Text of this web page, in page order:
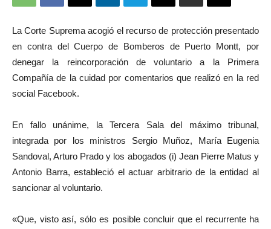
La Corte Suprema acogió el recurso de protección presentado
en contra del Cuerpo de Bomberos de Puerto Montt, por
denegar la reincorporación de voluntario a la Primera
Compañía de la cuidad por comentarios que realizó en la red
social Facebook.
En fallo unánime, la Tercera Sala del máximo tribunal,
integrada por los ministros Sergio Muñoz, María Eugenia
Sandoval, Arturo Prado y los abogados (i) Jean Pierre Matus y
Antonio Barra, estableció el actuar arbitrario de la entidad al
sancionar al voluntario.
«Que, visto así, sólo es posible concluir que el recurrente ha